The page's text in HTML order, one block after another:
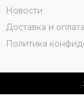
Новости
Доставка и оплата
Политика